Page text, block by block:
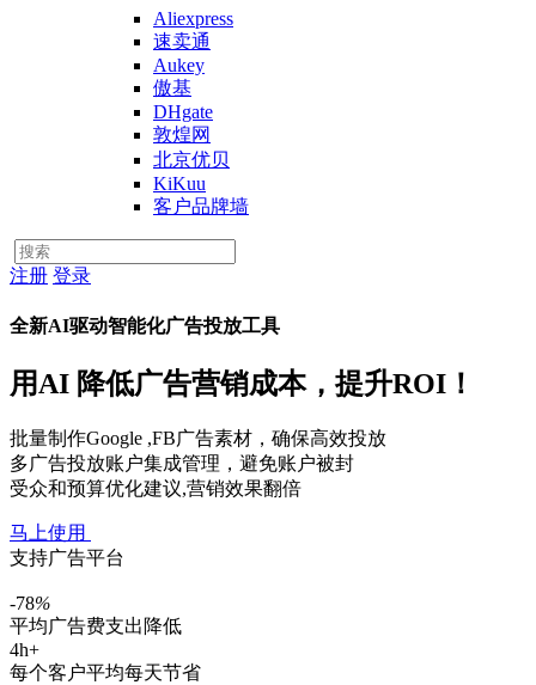
Aliexpress
速卖通
Aukey
傲基
DHgate
敦煌网
北京优贝
KiKuu
客户品牌墙
注册 登录
全新AI驱动智能化广告投放工具
用AI 降低广告营销成本，提升ROI！
批量制作Google ,FB广告素材，确保高效投放
多广告投放账户集成管理，避免账户被封
受众和预算优化建议,营销效果翻倍
马上使用
支持广告平台
-78%
平均广告费支出降低
4h+
每个客户平均每天节省